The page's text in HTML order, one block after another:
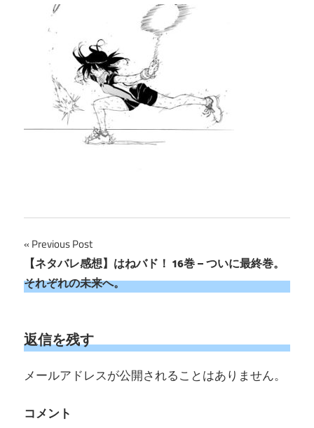
投
稿
ビ
ゲ
ー
シ
Previous Post
【ネタバレ感想】はねバド！ 16巻 – ついに最終巻。
それぞれの未来へ。
返信を残す
メールアドレスが公開されることはありません。
コメント